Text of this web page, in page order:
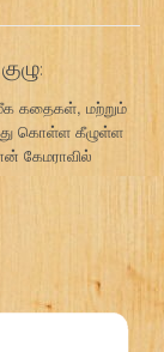
கதைகள், மற்றும்
கொள்ள கீழுள்ள
கேமராவில்